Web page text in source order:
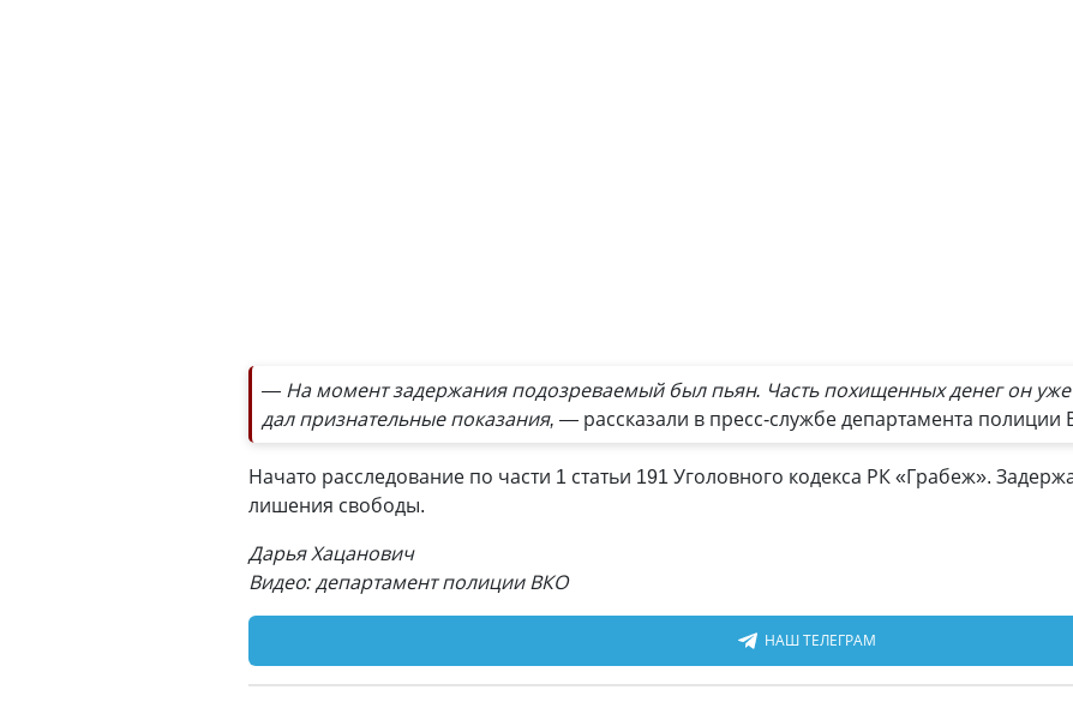
— На момент задержания подозреваемый был пьян. Часть похищенных денег он уже
дал признательные показания, — рассказали в пресс-службе департамента полиции
Начато расследование по части 1 статьи 191 Уголовного кодекса РК «Грабеж».
лишения свободы.
Дарья Хацанович
Видео: департамент полиции ВКО
НАШ ТЕЛЕГРАМ